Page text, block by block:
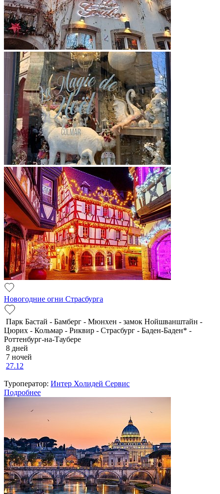
Новогодние огни Страсбурга
Парк Бастай - Бамберг - Мюнхен - замок Нойшванштайн -
Цюрих - Кольмар - Риквир - Страсбург - Баден-Баден* -
Роттенбург-на-Таубере
8 дней
7 ночей
27.12
Туроператор: Интер Холидей Сервис
Подробнее